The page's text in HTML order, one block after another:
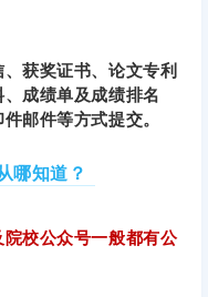
获奖证书、论文专利
成绩单及成绩排名
邮件等方式提交。
哪知道？
校公众号一般都有公